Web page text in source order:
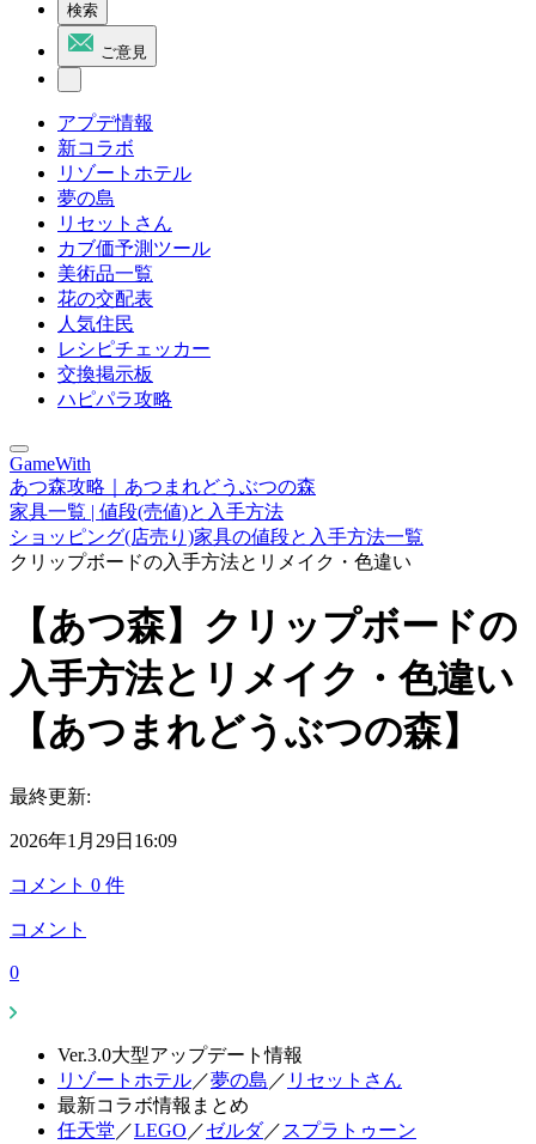
検索
ご意見
アプデ情報
新コラボ
リゾートホテル
夢の島
リセットさん
カブ価予測ツール
美術品一覧
花の交配表
人気住民
レシピチェッカー
交換掲示板
ハピパラ攻略
GameWith
あつ森攻略｜あつまれどうぶつの森
家具一覧 | 値段(売値)と入手方法
ショッピング(店売り)家具の値段と入手方法一覧
クリップボードの入手方法とリメイク・色違い
【あつ森】クリップボードの
入手方法とリメイク・色違い
【あつまれどうぶつの森】
最終更新:
2026年1月29日16:09
コメント 0 件
コメント
0
Ver.3.0大型アップデート情報
リゾートホテル／夢の島 ／ リセットさん
最新コラボ情報まとめ
任天堂 ／LEGO ／ゼルダ／ スプラトゥーン